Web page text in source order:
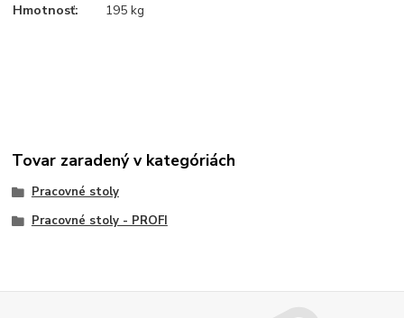
Hmotnosť:
195 kg
Tovar zaradený v kategóriách
Pracovné stoly
Pracovné stoly - PROFI